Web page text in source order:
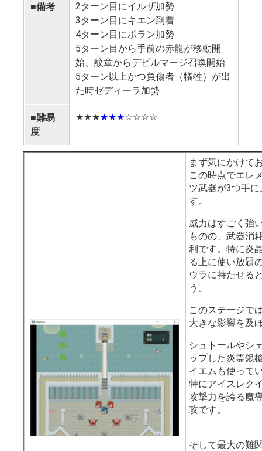
■備考
2ターン目にイルザ加勢
3ターン目にキエン到着
4ターン目にポラン加勢
5ターン目から手前の赤龍が移動開
始、紋章からデビルマージ召喚開始
5ターン以上かつ負傷者（犠牲）が出
た時ゼディーラ加勢
■難易
度
★★★★★★☆☆☆☆
まず気にかけて
この時点でエレ
ツ武器が3つ手
す。
威力はすごく強
ものの、武器消
利です。特に炎
る上に使い放題
ウラに持たせる
う。
このステージで
大きな影響を及
シュトールやシ
ップした炎霊銀
イエムも使って
特にアイスレク
攻撃力を誇る魔
攻です。
そして最大の難